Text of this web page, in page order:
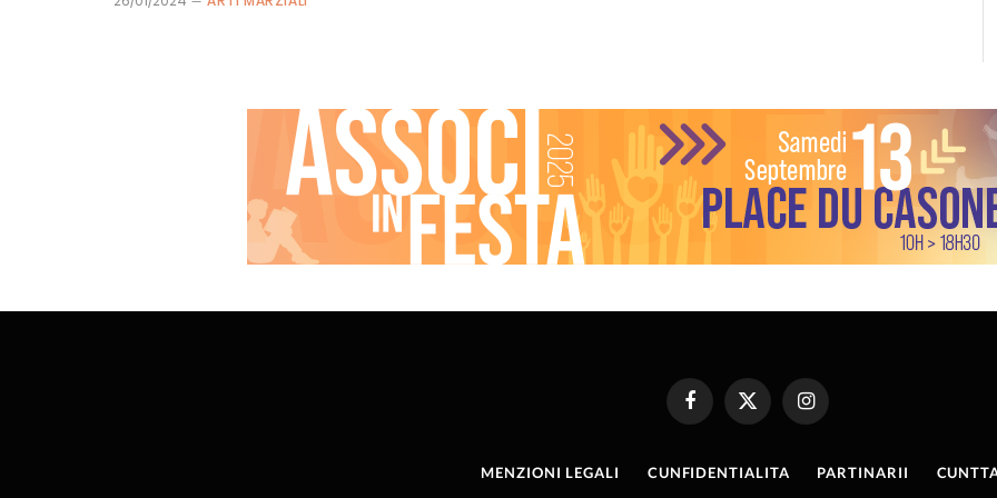
FacebookX
(Twitter)
Instagram
MENZIONI LEGALI CUNFIDENTIALITA PARTINARII